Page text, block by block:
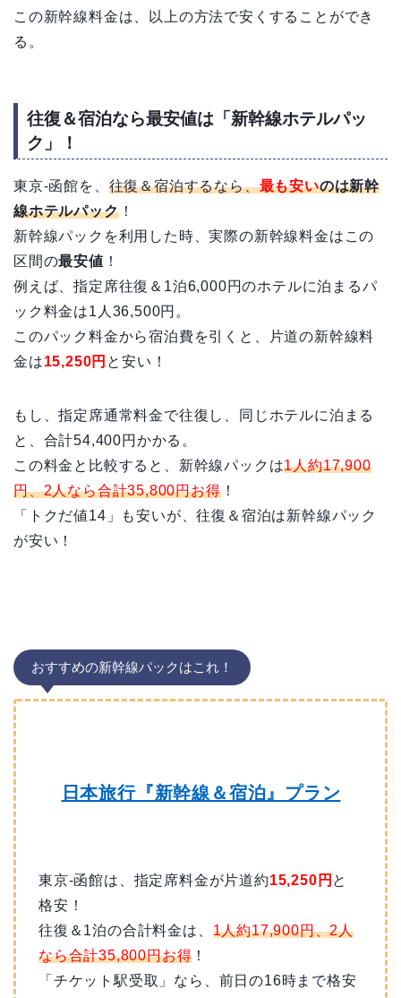
この新幹線料金は、以上の方法で安くすることができ
る。
往復＆宿泊なら最安値は「新幹線ホテルパッ
ク」！
東京-函館を、 往復＆宿泊するなら、最も安いのは新幹
線ホテルパック！
新幹線パックを利用した時、実際の新幹線料金はこの
区間の最安値 ！
例えば、指定席往復＆1泊6,000円のホテルに泊まるパ
ック料金は1人36,500円。
このパック料金から宿泊費を引くと、片道の新幹線料
金は15,250円 と安い！
もし、指定席通常料金で往復し、同じホテルに泊まる
と、合計54,400円かかる。
この料金と比較すると、新幹線パックは1人約17,900
円、2人なら合計35,800円お得！
「トクだ値14」も安いが、往復＆宿泊は新幹線パック
が安い！
おすすめの新幹線パックはこれ！
日本旅行『新幹線＆宿泊』プラン
東京-函館は、指定席料金が片道約15,250円 と
格安！
往復＆1泊の合計料金は、 1人約17,900円、2人
なら合計35,800円お得 ！
「チケット駅受取」なら、前日の16時まで格安